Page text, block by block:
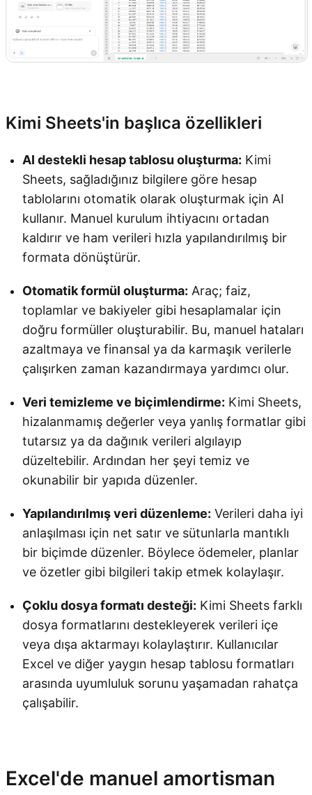
Kimi Sheets'in başlıca özellikleri
AI destekli hesap tablosu oluşturma: Kimi
Sheets, sağladığınız bilgilere göre hesap
tablolarını otomatik olarak oluşturmak için AI
kullanır. Manuel kurulum ihtiyacını ortadan
kaldırır ve ham verileri hızla yapılandırılmış bir
formata dönüştürür.
Otomatik formül oluşturma: Araç; faiz,
toplamlar ve bakiyeler gibi hesaplamalar için
doğru formüller oluşturabilir. Bu, manuel hataları
azaltmaya ve finansal ya da karmaşık verilerle
çalışırken zaman kazandırmaya yardımcı olur.
Veri temizleme ve biçimlendirme: Kimi Sheets,
hizalanmamış değerler veya yanlış formatlar gibi
tutarsız ya da dağınık verileri algılayıp
düzeltebilir. Ardından her şeyi temiz ve
okunabilir bir yapıda düzenler.
Yapılandırılmış veri düzenleme: Verileri daha iyi
anlaşılması için net satır ve sütunlarla mantıklı
bir biçimde düzenler. Böylece ödemeler, planlar
ve özetler gibi bilgileri takip etmek kolaylaşır.
Çoklu dosya formatı desteği: Kimi Sheets farklı
dosya formatlarını destekleyerek verileri içe
veya dışa aktarmayı kolaylaştırır. Kullanıcılar
Excel ve diğer yaygın hesap tablosu formatları
arasında uyumluluk sorunu yaşamadan rahatça
çalışabilir.
Excel'de manuel amortisman